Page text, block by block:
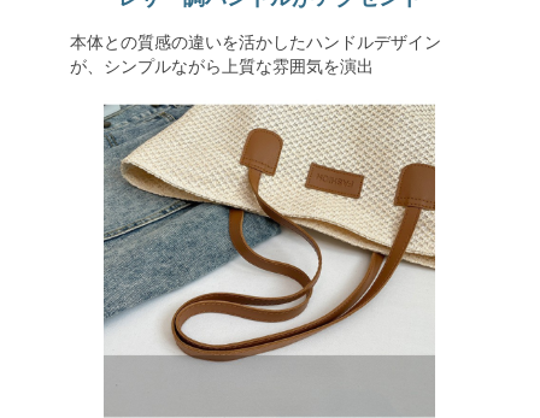
本体との質感の違いを活かしたハンドルデザイン
が、シンプルながら上質な雰囲気を演出